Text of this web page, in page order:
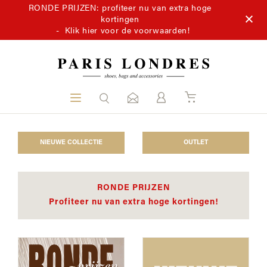
RONDE PRIJZEN: profiteer nu van extra hoge
kortingen
- Klik hier voor de voorwaarden!
NIEUWE COLLECTIE OUTLET
RONDE PRIJZEN
Profiteer nu van extra hoge kortingen!